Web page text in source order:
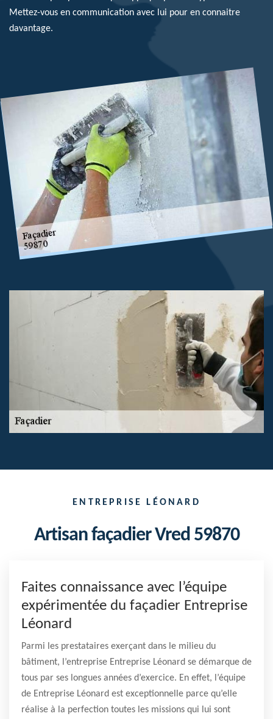
Mettez-vous en communication avec lui pour en connaitre
davantage.
ENTREPRISE LÉONARD
Artisan façadier Vred 59870
Faites connaissance avec l’équipe
expérimentée du façadier Entreprise
Léonard
Parmi les prestataires exerçant dans le milieu du
bâtiment, l’entreprise Entreprise Léonard se démarque de
tous par ses longues années d’exercice. En effet, l’équipe
de Entreprise Léonard est exceptionnelle parce qu’elle
réalise à la perfection toutes les missions qui lui sont